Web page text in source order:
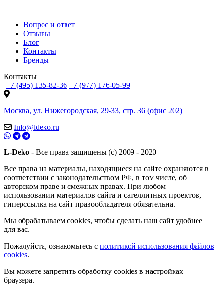
Вопрос и ответ
Отзывы
Блог
Контакты
Бренды
Контакты
+7 (495) 135-82-36 +7 (977) 176-05-99
Москва, ул. Нижегородская, 29-33, стр. 36 (офис 202)
Info@ldeko.ru
L-Deko - Все права защищены (c) 2009 - 2020
Все права на материалы, находящиеся на сайте охраняются в
соответствии с законодательством РФ, в том числе, об
авторском праве и смежных правах. При любом
использовании материалов сайта и сателлитных проектов,
гиперссылка на сайт правообладателя обязательна.
Мы обрабатываем cookies, чтобы сделать наш сайт удобнее
для вас.
Пожалуйста, ознакомьтесь с политикой использования файлов
cookies.
Вы можете запретить обработку cookies в настройках
браузера.